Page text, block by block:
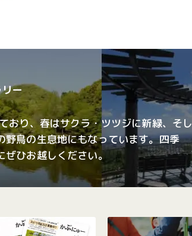
ー
おり、春はサクラ・ツツジに新緑、そし
鳥の生息地にもなっています。四季
ひお越しください。